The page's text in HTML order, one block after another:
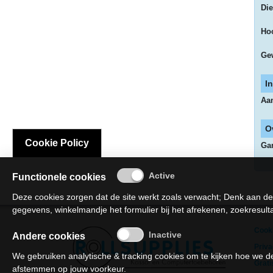
Beamers
en
projectoren
-
Inkjetprinters
Cookie Policy
Functionele cookies
Deze cookies zorgen dat de site werkt zoals verwacht; Denk aan
gegevens, winkelmandje het formulier bij het afrekenen,
Andere cookies
We gebruiken analytische & tracking cookies om te kijken hoe we
afstemmen op jouw voorkeur.